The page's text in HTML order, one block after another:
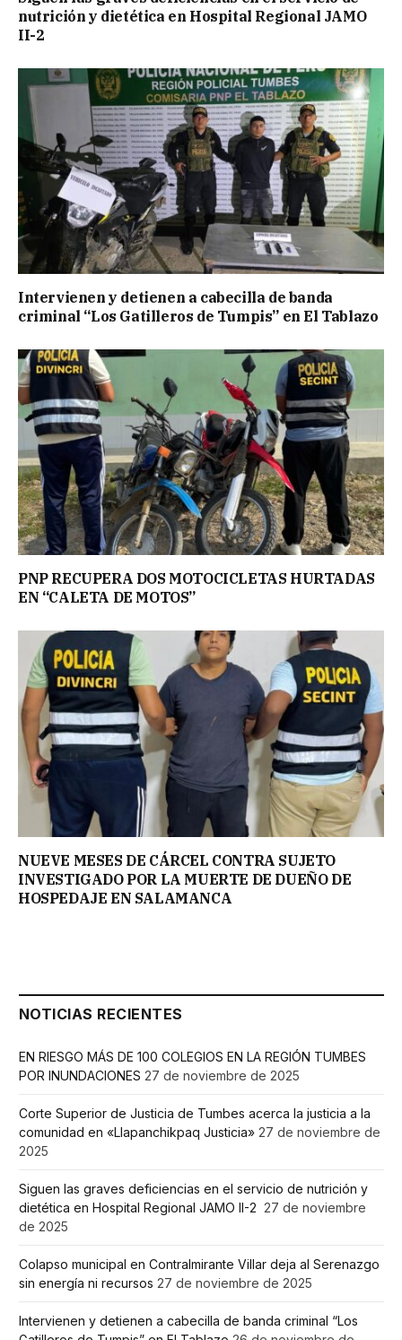
nutrición y dietética en Hospital Regional JAMO
II-2
Intervienen y detienen a cabecilla de banda
criminal “Los Gatilleros de Tumpis” en El Tablazo
PNP RECUPERA DOS MOTOCICLETAS HURTADAS
EN “CALETA DE MOTOS”
NUEVE MESES DE CÁRCEL CONTRA SUJETO
INVESTIGADO POR LA MUERTE DE DUEÑO DE
HOSPEDAJE EN SALAMANCA
NOTICIAS RECIENTES
EN RIESGO MÁS DE 100 COLEGIOS EN LA REGIÓN TUMBES
POR INUNDACIONES 27 de noviembre de 2025
Corte Superior de Justicia de Tumbes acerca la justicia a la
comunidad en «Llapanchikpaq Justicia» 27 de noviembre de
2025
Siguen las graves deficiencias en el servicio de nutrición y
dietética en Hospital Regional JAMO II-2 27 de noviembre
de 2025
Colapso municipal en Contralmirante Villar deja al Serenazgo
sin energía ni recursos 27 de noviembre de 2025
Intervienen y detienen a cabecilla de banda criminal “Los